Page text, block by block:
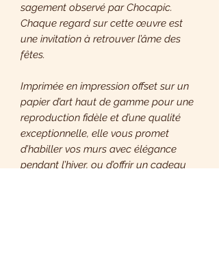
sagement observé par Chocapic.
Chaque regard sur cette œuvre est
une invitation à retrouver l’âme des
fêtes.
Imprimée en impression offset sur un
papier d’art haut de gamme pour une
reproduction fidèle et d’une qualité
exceptionnelle, elle vous promet
d’habiller vos murs avec élégance
pendant l’hiver, ou d’offrir un cadeau